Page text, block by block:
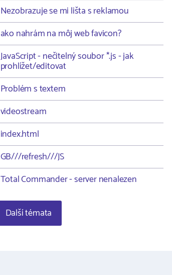
Nezobrazuje se mi lišta s reklamou
ako nahrám na môj web favicon?
JavaScript - nečitelný soubor *.js - jak
prohlížet/editovat
Problém s textem
videostream
index.html
GB///refresh///JS
Total Commander - server nenalezen
Další témata